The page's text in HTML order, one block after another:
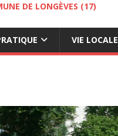
DE LONGÈVES (17)
VIE LOCALE